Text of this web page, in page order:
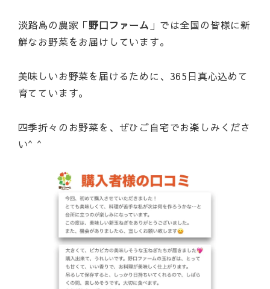
淡路島の農家「野口ファーム 」では全国の皆様に新
鮮なお野菜をお届けしています。
美味しいお野菜を届けるために、365日真心込めて
育てています。
四季折々のお野菜を、ぜひご自宅でお楽しみくださ
い^ ^